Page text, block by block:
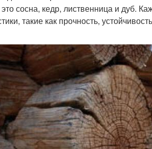
сосна, кедр, лиственница и дуб.
такие как прочность,